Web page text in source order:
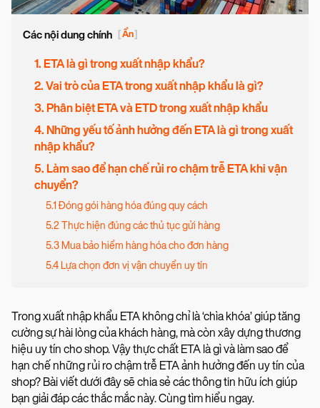
Các nội dung chính [Ẩn]
1. ETA là gì trong xuất nhập khẩu?
2. Vai trò của ETA trong xuất nhập khẩu là gì?
3. Phân biệt ETA và ETD trong xuất nhập khẩu
4. Những yếu tố ảnh hưởng đến ETA là gì trong xuất
nhập khẩu?
5. Làm sao để hạn chế rủi ro chậm trễ ETA khi vận
chuyển?
5.1 Đóng gói hàng hóa đúng quy cách
5.2 Thực hiện đúng các thủ tục gửi hàng
5.3 Mua bảo hiểm hàng hóa cho đơn hàng
5.4 Lựa chọn đơn vị vận chuyển uy tín
Trong xuất nhập khẩu ETA không chỉ là ‘chìa khóa’ giúp tăng
cường sự hài lòng của khách hàng, mà còn xây dựng thương
hiệu uy tín cho shop. Vậy thực chất ETA là gì và làm sao để
hạn chế những rủi ro chậm trễ ETA ảnh hưởng đến uy tín của
shop? Bài viết dưới đây sẽ chia sẻ các thông tin hữu ích giúp
bạn giải đáp các thắc mắc này. Cùng tìm hiểu ngay.